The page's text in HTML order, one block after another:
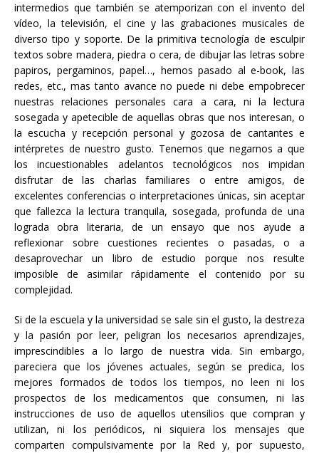
intermedios que también se atemporizan con el invento del
vídeo, la televisión, el cine y las grabaciones musicales de
diverso tipo y soporte. De la primitiva tecnología de esculpir
textos sobre madera, piedra o cera, de dibujar las letras sobre
papiros, pergaminos, papel…, hemos pasado al e-book, las
redes, etc., mas tanto avance no puede ni debe empobrecer
nuestras relaciones personales cara a cara, ni la lectura
sosegada y apetecible de aquellas obras que nos interesan, o
la escucha y recepción personal y gozosa de cantantes e
intérpretes de nuestro gusto. Tenemos que negarnos a que
los incuestionables adelantos tecnológicos nos impidan
disfrutar de las charlas familiares o entre amigos, de
excelentes conferencias o interpretaciones únicas, sin aceptar
que fallezca la lectura tranquila, sosegada, profunda de una
lograda obra literaria, de un ensayo que nos ayude a
reflexionar sobre cuestiones recientes o pasadas, o a
desaprovechar un libro de estudio porque nos resulte
imposible de asimilar rápidamente el contenido por su
complejidad.
Si de la escuela y la universidad se sale sin el gusto, la destreza
y la pasión por leer, peligran los necesarios aprendizajes,
imprescindibles a lo largo de nuestra vida. Sin embargo,
pareciera que los jóvenes actuales, según se predica, los
mejores formados de todos los tiempos, no leen ni los
prospectos de los medicamentos que consumen, ni las
instrucciones de uso de aquellos utensilios que compran y
utilizan, ni los periódicos, ni siquiera los mensajes que
comparten compulsivamente por la Red y, por supuesto,